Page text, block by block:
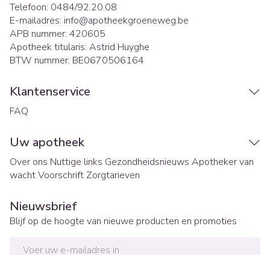
Telefoon: 0484/92.20.08
E-mailadres: info@apotheekgroeneweg.be
APB nummer: 420605
Apotheek titularis: Astrid Huyghe
BTW nummer: BE0670506164
Klantenservice
FAQ
Uw apotheek
Over ons Nuttige links Gezondheidsnieuws Apotheker van
wachtVoorschrift Zorgtarieven
Nieuwsbrief
Blijf op de hoogte van nieuwe producten en promoties